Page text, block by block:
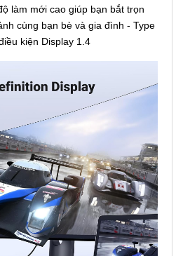
làm mới cao giúp bạn bắt trọn
cùng bạn bè và gia đình - Type
kiện Display 1.4